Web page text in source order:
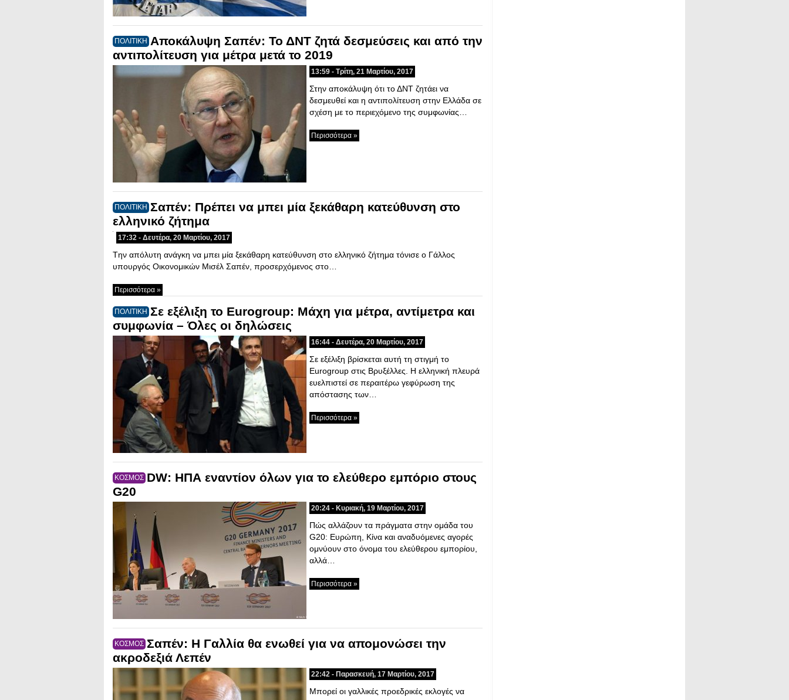
ΠΟΛΙΤΙΚΗ Αποκάλυψη Σαπέν: Το ΔΝΤ ζητά δεσμεύσεις και από την
αντιπολίτευση για μέτρα μετά το 2019
13:59 - Τρίτη, 21 Μαρτίου, 2017
Στην αποκάλυψη ότι το ΔΝΤ ζητάει να
δεσμευθεί και η αντιπολίτευση στην Ελλάδα σε
σχέση με το περιεχόμενο της συμφωνίας…
Περισσότερα »
ΠΟΛΙΤΙΚΗ Σαπέν: Πρέπει να μπει μία ξεκάθαρη κατεύθυνση στο
ελληνικό ζήτημα
17:32 - Δευτέρα, 20 Μαρτίου, 2017
Tην απόλυτη ανάγκη να μπει μία ξεκάθαρη κατεύθυνση στο ελληνικό ζήτημα τόνισε ο Γάλλος
υπουργός Οικονομικών Μισέλ Σαπέν, προσερχόμενος στο…
Περισσότερα »
ΠΟΛΙΤΙΚΗ Σε εξέλιξη το Eurogroup: Μάχη για μέτρα, αντίμετρα και
συμφωνία – Όλες οι δηλώσεις
16:44 - Δευτέρα, 20 Μαρτίου, 2017
Σε εξέλιξη βρίσκεται αυτή τη στιγμή το
Eurogroup στις Βρυξέλλες. Η ελληνική πλευρά
ευελπιστεί σε περαιτέρω γεφύρωση της
απόστασης των…
Περισσότερα »
ΚΟΣΜΟΣ DW: ΗΠΑ εναντίον όλων για το ελεύθερο εμπόριο στους
G20
20:24 - Κυριακή, 19 Μαρτίου, 2017
Πώς αλλάζουν τα πράγματα στην ομάδα του
G20: Ευρώπη, Κίνα και αναδυόμενες αγορές
ομνύουν στο όνομα του ελεύθερου εμπορίου,
αλλά…
Περισσότερα »
ΚΟΣΜΟΣ Σαπέν: Η Γαλλία θα ενωθεί για να απομονώσει την
ακροδεξιά Λεπέν
22:42 - Παρασκευή, 17 Μαρτίου, 2017
Μπορεί οι γαλλικές προεδρικές εκλογές να